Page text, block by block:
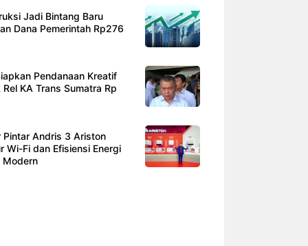
Jadi Bintang Baru
Dana Pemerintah Rp276
Pendanaan Kreatif
KA Trans Sumatra Rp
Pintar Andris 3 Ariston
Wi-Fi dan Efisiensi Energi
Modern